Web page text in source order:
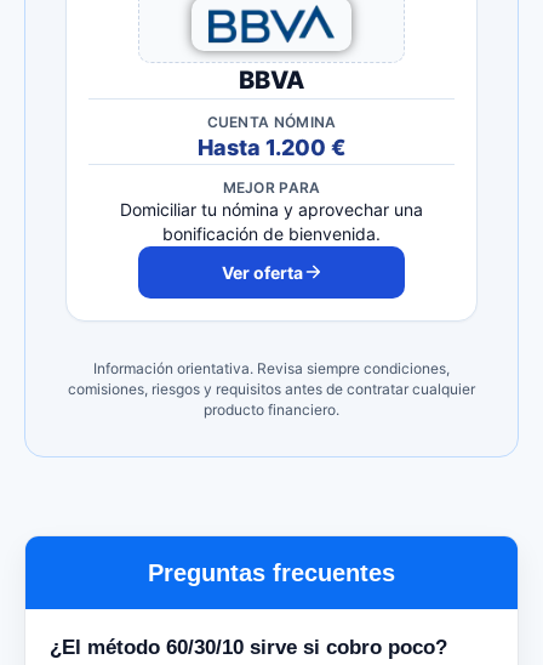
BBVA
CUENTA NÓMINA
Hasta 1.200 €
MEJOR PARA
Domiciliar tu nómina y aprovechar una
bonificación de bienvenida.
Ver oferta
Información orientativa. Revisa siempre condiciones,
comisiones, riesgos y requisitos antes de contratar cualquier
producto financiero.
Preguntas frecuentes
¿El método 60/30/10 sirve si cobro poco?